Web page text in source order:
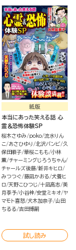
紙版
本当にあった笑える話 心
霊＆恐怖体験SP
桜木さゆみ poko 流水りん
こ
あさひゆり 北沢バンビ 久
保田順子 華桜こもも 小林
薫 チャーミングじろうちゃん
チャールズ後藤 新井キヒロ
みつつぐ 藤凪かおる 犬養ヒ
ロ 天野こひつじ 十凪高志 美
月李予 小谷梓 安堂ミキオ ヤ
マモト喜怒 犬木加奈子 山田
ちるる 吉田博嗣
試し読み